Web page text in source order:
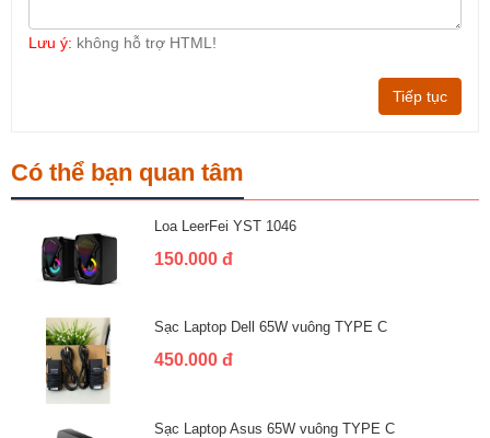
Lưu ý: không hỗ trợ HTML!
Tiếp tục
Có thể bạn quan tâm
Loa LeerFei YST 1046
150.000 đ
Sạc Laptop Dell 65W vuông TYPE C
450.000 đ
Sạc Laptop Asus 65W vuông TYPE C